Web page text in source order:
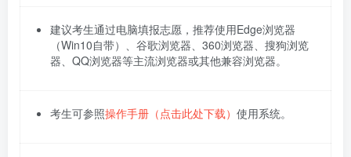
建议考生通过电脑填报志愿，推荐使用Edge浏览器
（Win10自带）、谷歌浏览器、360浏览器、搜狗浏览
器、QQ浏览器等主流浏览器或其他兼容浏览器。
考生可参照操作手册（点击此处下载） 使用系统。